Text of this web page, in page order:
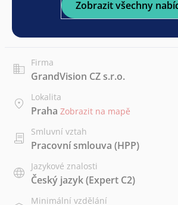
Zobrazit všechny
Firma
GrandVision CZ s.r.o.
Lokalita
Praha Zobrazit na mapě
Smluvní vztah
Pracovní smlouva (HPP)
Jazykové znalosti
Český jazyk(Expert C2)
Minimální vzdělání